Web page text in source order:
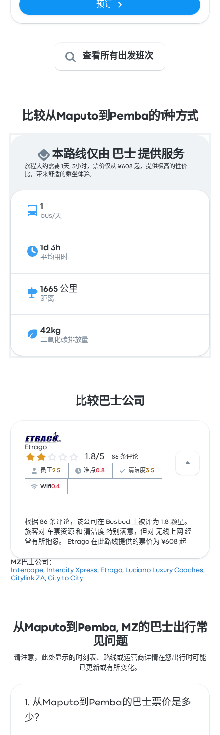
预订
查看所有出发班次
比较从Maputo到Pemba的1种方式
本路线仅由 巴士 提供服务
旅程大约需要 1天, 3小时，票价仅从 ¥608 起，提供极高的性价
比，带来舒适的乘坐体验。
1
bus/天
1d 3h
平均用时
1665 公里
距离
42kg
二氧化碳排放量
比较巴士公司
Etrago
1.8 / 5 星 1.8/5 86 条评论
员工2.5 准点0.8 清洁度3.5
Wifi0.4
根据 86 条评论，该公司在 Busbud 上被评为 1.8 颗星。
旅客对 车票资源 和 清洁度 特别满意，但对 无线上网 经
常有所抱怨。 Etrago 在此路线提供的票价为 ¥608 起
MZ巴士公司：
Intercape, Intercity Xpress, Etrago, Luciano Luxury Coaches,
Citylink ZA,City to City
从Maputo到Pemba, MZ的巴士出行常
见问题
请注意，此处显示的时刻表、路线或运营商详情在您出行时可能
已更新或有所变化。
从Maputo到Pemba的巴士票价是多
少？